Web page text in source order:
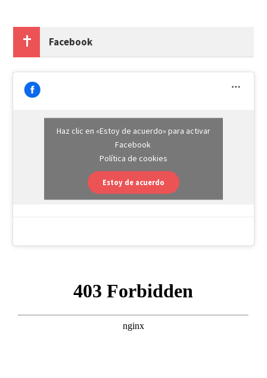
Facebook
Haz clic en «Estoy de acuerdo» para activar
Facebook
Política de cookies
Estoy de acuerdo